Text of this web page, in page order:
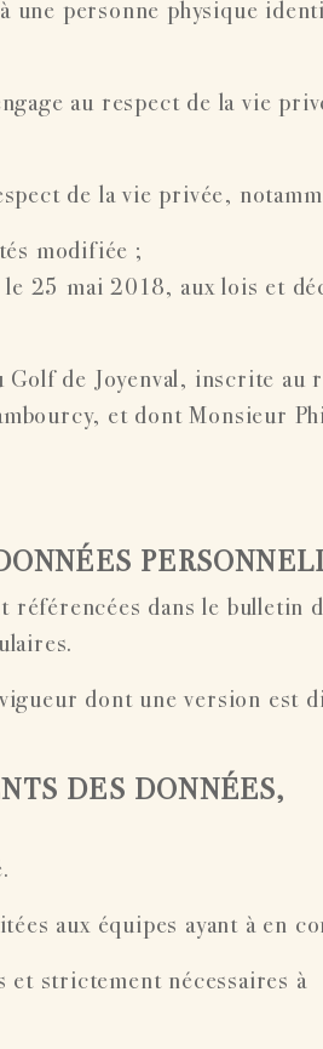
une personne physique
au respect de la vie
de la vie privée,
modifiée ;
25 mai 2018, aux lois et
Golf de Joyenval, inscrite au
et dont Monsieur
dans le bulletin
dont une version est
DES DONNÉES,
aux équipes ayant à en
et strictement nécessaires à